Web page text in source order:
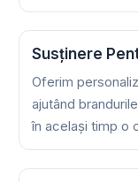
Susținere
Oferim
ajutând
în același timp o